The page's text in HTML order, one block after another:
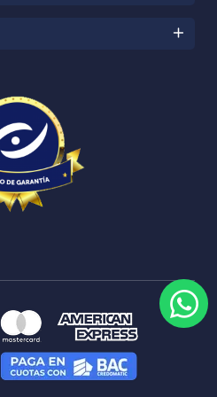
todos ➜
Hot De Zona
Marcas
todos ➜